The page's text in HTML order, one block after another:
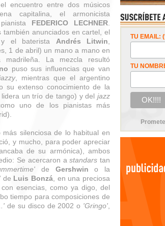
el encuentro entre dos músicos
capitalina, el armonicista
FEDERICO LECHNER
anunciados en cartel, el
el baterista Andrés Litwin
1 de abril) un mano a mano en
La mezcla resultó
puso sus influencias que van
, mientras que el argentino
su extenso conocimiento de la
un trío de tango) y del jazz
uno de los pianistas más
silenciosa de lo habitual en
y mucho, para poder apreciar
de su armónica), ambos
Se acercaron astandars tan
de Gershwin o la
de Luis Bonzá , en una preciosa
esencias, como ya digo, del
tiempo para composiciones de
de su disco de 2002 o 'Gringo'
TU EMAIL:
TU